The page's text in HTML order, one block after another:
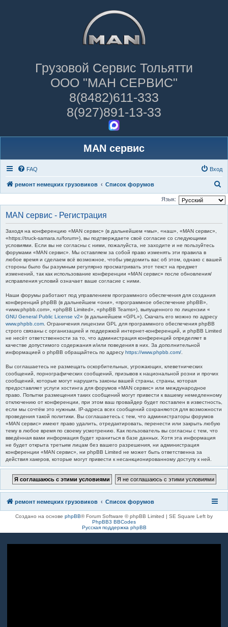
Грузовой Сервис Тольятти
ООО "МАН СЕРВИС"
8(8482)611-333
8(927)891-13-33
MAN сервис
FAQ Вход
ремонт немецких грузовиков Список форумов
о
Язык:
MAN сервис - Регистрация
Заходя на конференцию «MAN сервис» (в дальнейшем «мы», «наш», «MAN сервис»,
«https://truck-samara.ru/forum»), вы подтверждаете своё согласие со следующими
условиями. Если вы не согласны с ними, пожалуйста, не заходите и не пользуйтесь
форумами «MAN сервис». Мы оставляем за собой право изменять эти правила в
любое время и сделаем всё возможное, чтобы уведомить вас об этом, однако с вашей
стороны было бы разумным регулярно просматривать этот текст на предмет
изменений, так как использование конференции «MAN сервис» после обновления/
исправления условий означает ваше согласие с ними.
Наши форумы работают под управлением программного обеспечения для создания
конференций phpBB (в дальнейшем «они», «программное обеспечение phpBB»,
«www.phpbb.com», «phpBB Limited», «phpBB Teams»), выпущенного по лицензии «
GNU General Public License v2» (в дальнейшем «GPL»). Скачать его можно по адресу
www.phpbb.com . Ограничения лицензии GPL для программного обеспечения phpBB
строго связаны с организацией и поддержкой интернет-конференций, и phpBB Limited
не несёт ответственности за то, что администрация конференций определяет в
качестве допустимого содержания и/или поведения в них. За дополнительной
информацией о phpBB обращайтесь по адресу https://www.phpbb.com/
Вы соглашаетесь не размещать оскорбительных, угрожающих, клеветнических
сообщений, порнографических сообщений, призывов к национальной розни и прочих
сообщений, которые могут нарушить законы вашей страны, страны, которая
предоставляет услуги хостинга для форумов «MAN сервис» или международное
право. Попытки размещения таких сообщений могут привести к вашему немедленному
отключению от конференции, при этом ваш провайдер будет поставлен в известность,
если мы сочтём это нужным. IP-адреса всех сообщений сохраняются для возможности
проведения такой политики. Вы соглашаетесь с тем, что администраторы форумов
«MAN сервис» имеют право удалить, отредактировать, перенести или закрыть любую
тему в любое время по своему усмотрению. Как пользователь вы согласны с тем, что
введённая вами информация будет храниться в базе данных. Хотя эта информация
не будет открыта третьим лицам без вашего разрешения, ни администрация
конференции «MAN сервис», ни phpBB Limited не может быть ответственна за
действия хакеров, которые могут привести к несанкционированному доступу к ней.
ремонт немецких грузовиков Список форумов
Создано на основе phpBB® Forum Software © phpBB Limited | SE Square Left by
PhpBB3 BBCodes
Русская поддержка phpBB